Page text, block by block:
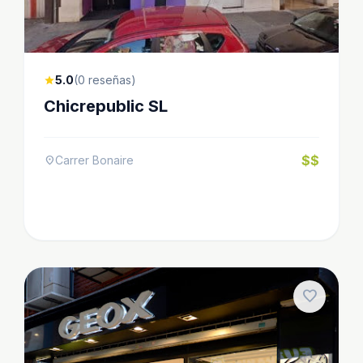
star5.0(0 reseñas)
Chicrepublic SL
location_onCarrer Bonaire $$
favorite